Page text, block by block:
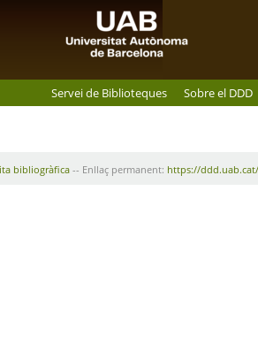
Servei de Biblioteques Sobre el DDD
bibliogràfica-- Enllaç permanent: https://